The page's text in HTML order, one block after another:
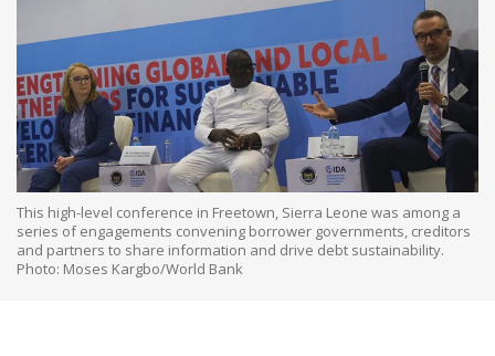
This high-level conference in Freetown, Sierra Leone was among a
series of engagements convening borrower governments, creditors
and partners to share information and drive debt sustainability.
Photo: Moses Kargbo/World Bank